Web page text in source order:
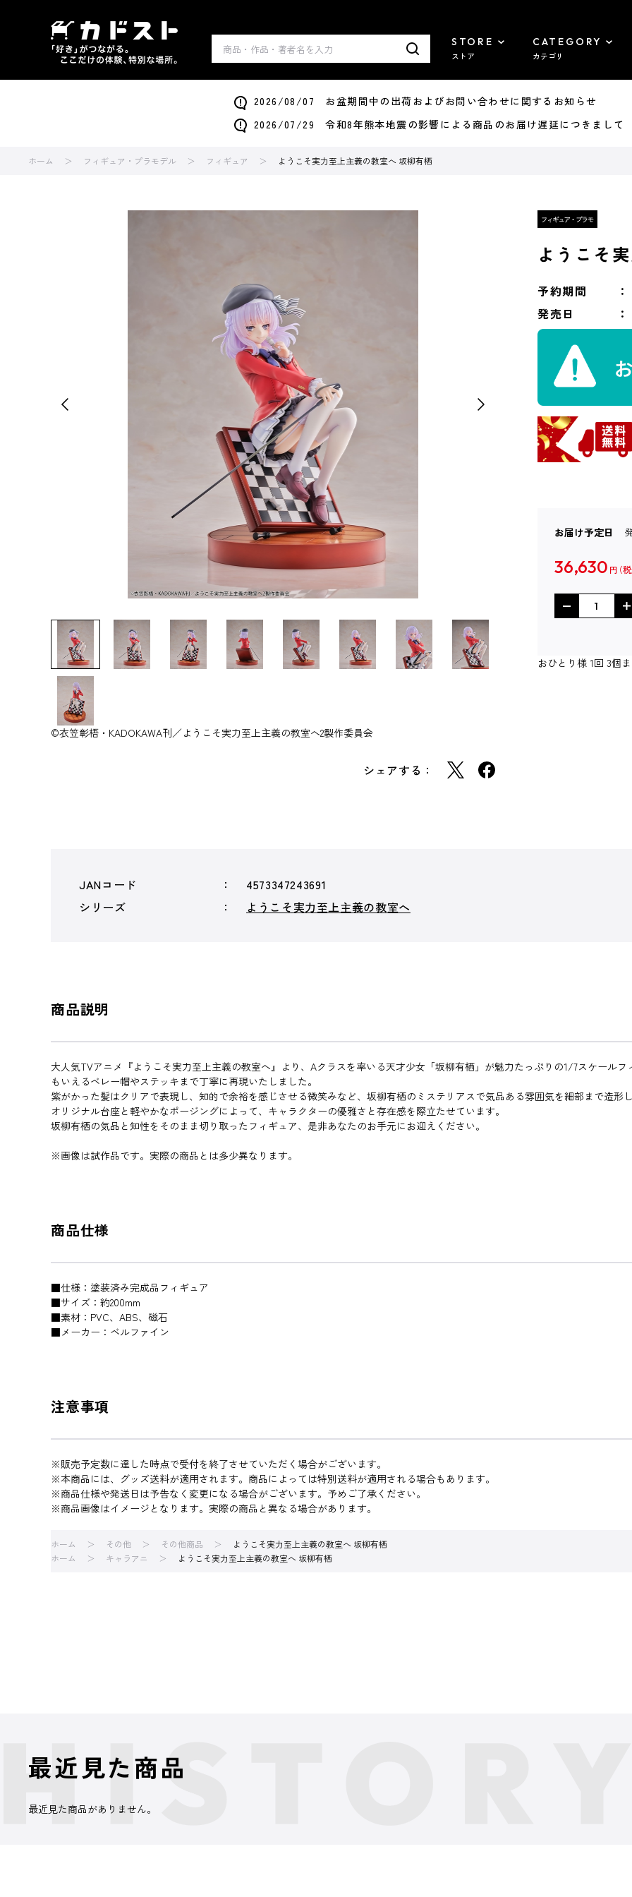
STORE
ストア
CATEGORY
カテゴリ
2026/08/07 お盆期間中の出荷およびお問い合わせに関するお知らせ
2026/07/29 令和8年熊本地震の影響による商品のお届け遅延につきまして
ホーム フィギュア・プラモデル フィギュア ようこそ実力至上主義の教室へ 坂柳有栖
©衣笠彰梧・KADOKAWA刊／ようこそ実力至上主義の教室へ2製作委員会
シェアする：
ようこそ
予約期間
発売日
お届け予定日
36,630 円
おひとり様 1回 3個
JANコード
4573347243691
シリーズ
ようこそ実力至上主義の教室へ
商品説明
大人気TVアニメ『ようこそ実力至上主義の教室へ』より、Aクラスを率いる天才少女「坂柳有栖」が魅力たっぷりの1/7スケール
もいえるベレー帽やステッキまで丁寧に再現いたしました。
紫がかった髪はクリアで表現し、知的で余裕を感じさせる微笑みなど、坂柳有栖のミステリアスで気品ある雰囲気を細部まで造形し
オリジナル台座と軽やかなポージングによって、キャラクターの優雅さと存在感を際立たせています。
坂柳有栖の気品と知性をそのまま切り取ったフィギュア、是非あなたのお手元にお迎えください。
※画像は試作品です。実際の商品とは多少異なります。
商品仕様
■仕様：塗装済み完成品フィギュア
■サイズ：約200mm
■素材：PVC、ABS、磁石
■メーカー：ベルファイン
注意事項
※販売予定数に達した時点で受付を終了させていただく場合がございます。
※本商品には、グッズ送料が適用されます。商品によっては特別送料が適用される場合もあります。
※商品仕様や発送日は予告なく変更になる場合がございます。予めご了承ください。
※商品画像はイメージとなります。実際の商品と異なる場合があります。
ホーム その他 その他商品
ようこそ実力至上主義の教室へ 坂柳有栖
ホーム
キャラアニ ようこそ実力至上主義の教室へ 坂柳有栖
最近見た商品
最近見た商品がありません。